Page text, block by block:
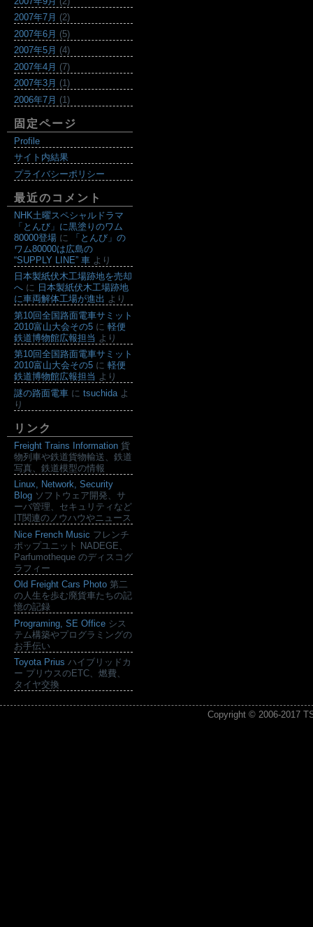
2007年7月 (2)
2007年6月 (5)
2007年5月 (4)
2007年4月 (7)
2007年3月 (1)
2006年7月 (1)
固定ページ
Profile
サイト内結果
プライバシーポリシー
最近のコメント
NHK土曜スペシャルドラマ
「とんび」に黒塗りのワム
80000登場 に
「とんび」の
ワム80000は広島の
“SUPPLY LINE” 車 より
日本製紙伏木工場跡地を売却
へ に 日本製紙伏木工場跡地
に車両解体工場が進出 より
第10回全国路面電車サミット
2010富山大会その5 に 軽便
鉄道博物館広報担当 より
第10回全国路面電車サミット
2010富山大会その5 に 軽便
鉄道博物館広報担当 より
謎の路面電車 に tsuchida よ
り
リンク
Freight Trains Information 貨
物列車や鉄道貨物輸送、鉄道
写真、鉄道模型の情報
Linux, Network, Security
Blog ソフトウェア開発、サ
ーバ管理、セキュリティなど
IT関連のノウハウやニュース
Nice French Music フレンチ
ポップユニット NADEGE、
Parfumotheque のディスコグ
ラフィー
Old Freight Cars Photo 第二
の人生を歩む廃貨車たちの記
憶の記録
Programing, SE Office シス
テム構築やプログラミングの
お手伝い
Toyota Prius ハイブリッドカ
ー プリウスのETC、燃費、
タイヤ交換
Copyright © 2006-2017